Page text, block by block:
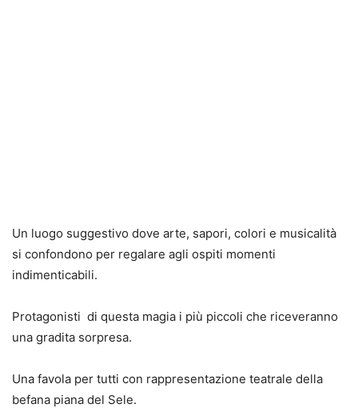
Un luogo suggestivo dove arte, sapori, colori e musicalità
si confondono per regalare agli ospiti momenti
indimenticabili.
Protagonisti di questa magia i più piccoli che riceveranno
una gradita sorpresa.
Una favola per tutti con rappresentazione teatrale della
befana piana del Sele.